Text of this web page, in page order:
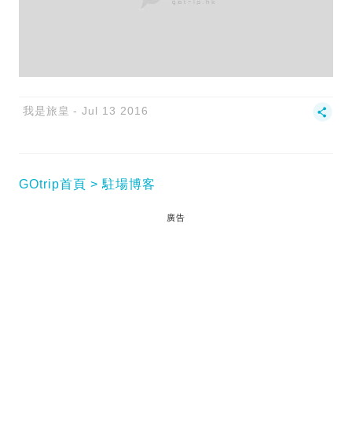
我是旅皇 Jul 13 2016
GOtrip首頁 駐場博客
廣告